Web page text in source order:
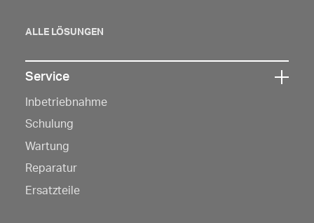
ALLE LÖSUNGEN
Sie
hier,
um
die
Service
Inbetriebnahme
Schulung
Wartung
Reparatur
Ersatzteile